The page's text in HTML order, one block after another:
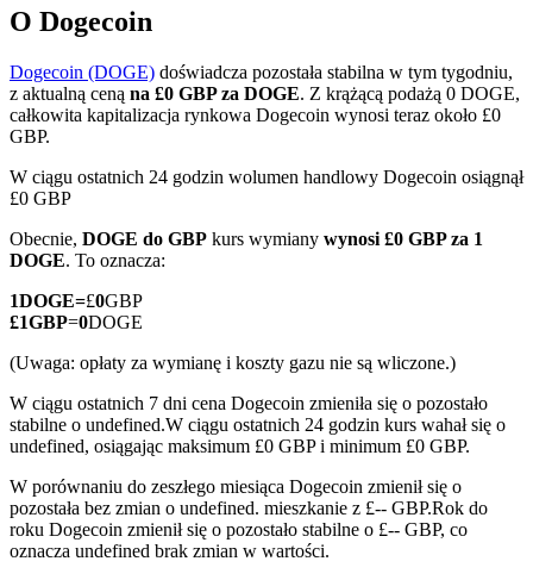
Kontrakty terminowe COIN-M
Kontrakty terminowe na kryptowaluty
TradFi
Instrumenty pochodne na akcje, forex, metale szlachetne i
towary
Kontrakty terminowe na USDC
Kontrakty futures wykorzystujące USDC jako zabezpieczenie
O Dogecoin
Dogecoin (DOGE) doświadcza pozostała stabilna w tym tygodniu,
z aktualną ceną na £0 GBP za DOGE. Z krążącą podażą 0 DOGE,
całkowita kapitalizacja rynkowa Dogecoin wynosi teraz około £0
GBP.
W ciągu ostatnich 24 godzin wolumen handlowy Dogecoin osiągnął
£0 GBP
Obecnie, DOGE do GBP kurs wymiany wynosi £0 GBP za 1
DOGE. To oznacza:
1DOGE=£0GBP
£1GBP=0DOGE
(Uwaga: opłaty za wymianę i koszty gazu nie są wliczone.)
W ciągu ostatnich 7 dni cena Dogecoin zmieniła się o pozostało
stabilne o undefined.W ciągu ostatnich 24 godzin kurs wahał się o
undefined, osiągając maksimum £0 GBP i minimum £0 GBP.
W porównaniu do zeszłego miesiąca Dogecoin zmienił się o
pozostała bez zmian o undefined. mieszkanie z £-- GBP.Rok do
roku Dogecoin zmienił się o pozostało stabilne o £-- GBP, co
oznacza undefined brak zmian w wartości.